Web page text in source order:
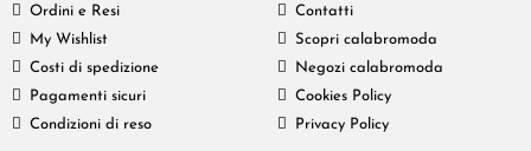
Ordini e Resi
My Wishlist
Costi di spedizione
Pagamenti sicuri
Condizioni di reso
Contatti
Scopri calabromoda
Negozi calabromoda
Cookies Policy
Privacy Policy